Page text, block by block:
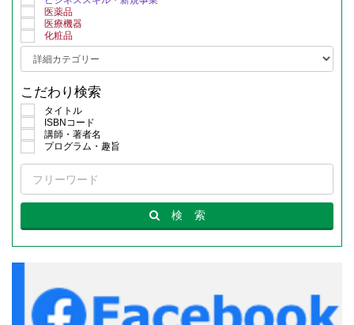
医薬品
医療機器
化粧品
こだわり検索
タイトル
ISBNコード
講師・著者名
プログラム・趣旨
検 索